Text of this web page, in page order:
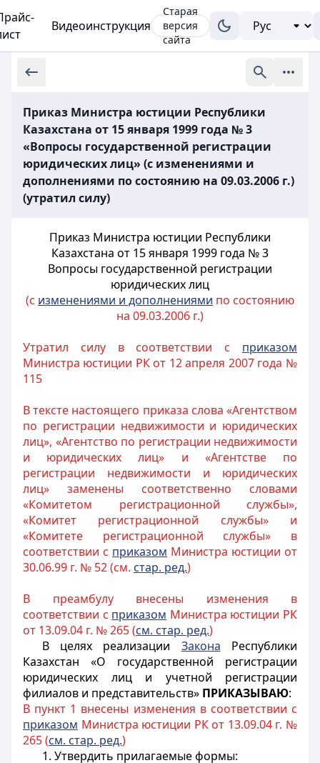
Видеоинструкция
Старая
версия
сайта
Приказ Министра юстиции Республики
Казахстана от 15 января 1999 года № 3
«Вопросы государственной регистрации
юридических лиц» (с изменениями и
дополнениями по состоянию на 09.03.2006 г.)
(утратил силу)
Приказ Министра юстиции Республики
Казахстана от 15 января 1999 года № 3
Вопросы государственной регистрации
юридических лиц
(с изменениями и дополнениями по состоянию
на 09.03.2006 г.)
Утратил силу в соответствии с приказом
Министра юстиции РК от 12 апреля 2007 года №
115
В тексте настоящего приказа слова «Агентством
по регистрации недвижимости и юридических
лиц», «Агентство по регистрации недвижимости
и юридических лиц» и «Агентстве по
регистрации недвижимости и юридических
лиц» заменены соответственно словами
«Комитетом регистрационной службы»,
«Комитет регистрационной службы» и
«Комитете регистрационной службы» в
соответствии с приказом Министра юстиции от
30.06.99 г. № 52 (см. стар. ред.)
В преамбулу внесены изменения в
соответствии с приказом Министра юстиции РК
от 13.09.04 г. № 265 (см. стар. ред.)
В целях реализации Закона Республики
Казахстан «О государственной регистрации
юридических лиц и учетной регистрации
филиалов и представительств» ПРИКАЗЫВАЮ:
В пункт 1 внесены изменения в соответствии с
приказом Министра юстиции РК от 13.09.04 г. №
265 (см. стар. ред.)
1. Утвердить прилагаемые формы: